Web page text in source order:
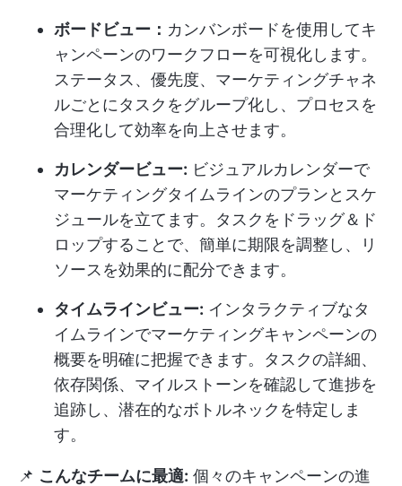
ボードビュー： カンバンボードを使用してキ
ャンペーンのワークフローを可視化します。
ステータス、優先度、マーケティングチャネ
ルごとにタスクをグループ化し、プロセスを
合理化して効率を向上させます。
カレンダービュー: ビジュアルカレンダーで
マーケティングタイムラインのプランとスケ
ジュールを立てます。タスクをドラッグ＆ド
ロップすることで、簡単に期限を調整し、リ
ソースを効果的に配分できます。
タイムラインビュー: インタラクティブなタ
イムラインでマーケティングキャンペーンの
概要を明確に把握できます。タスクの詳細、
依存関係、マイルストーンを確認して進捗を
追跡し、潜在的なボトルネックを特定しま
す。
📌 こんなチームに最適: 個々のキャンペーンの進